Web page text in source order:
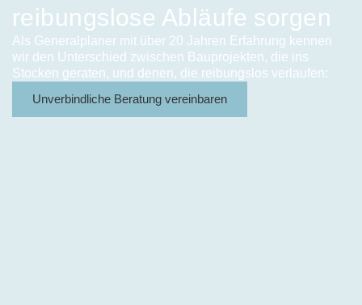
reibungslose Abläufe sorgen
Als Generalplaner mit über 20 Jahren Erfahrung kennen
wir den Unterschied zwischen Bauprojekten, die ins
Stocken geraten, und denen, die reibungslos verlaufen:
Unverbindliche Beratung vereinbaren